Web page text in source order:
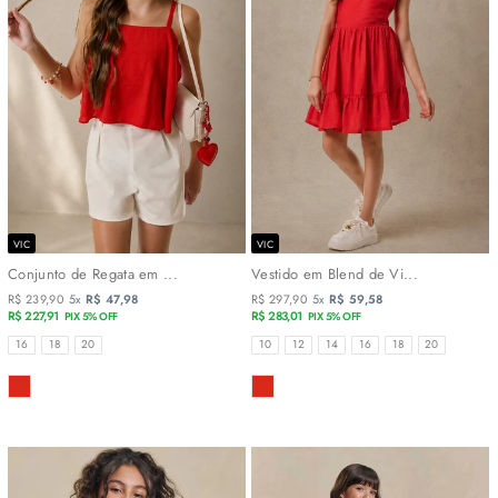
VIC
Conjunto de Regata em ...
R$ 239,90 5x R$ 47,98
R$ 227,91 PIX 5% OFF
TAMANHOS
16 18 20
COR
VIC
Vestido em Blend de Vi...
R$ 297,90 5x R$ 59,58
R$ 283,01 PIX 5% OFF
TAMANHOS
10 12 14 16 18 20
COR